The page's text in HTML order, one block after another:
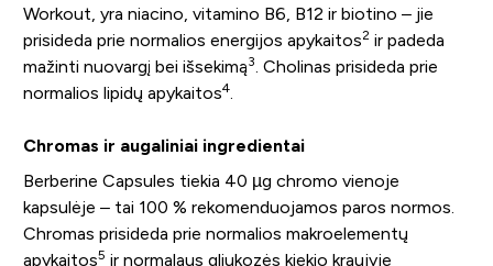
Workout, yra niacino, vitamino B6, B12 ir biotino – jie
prisideda prie normalios energijos apykaitos2ir padeda
mažinti nuovargį bei išsekimą3 . Cholinas prisideda prie
normalios lipidų apykaitos4.
Chromas ir augaliniai ingredientai
Berberine Capsules tiekia 40 µg chromo vienoje
kapsulėje – tai 100 % rekomenduojamos paros normos.
Chromas prisideda prie normalios makroelementų
apykaitos5 ir normalaus gliukozės kiekio kraujyje